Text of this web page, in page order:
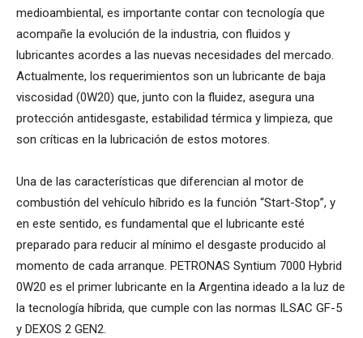
medioambiental, es importante contar con tecnología que
acompañe la evolución de la industria, con fluidos y
lubricantes acordes a las nuevas necesidades del mercado.
Actualmente, los requerimientos son un lubricante de baja
viscosidad (0W20) que, junto con la fluidez, asegura una
protección antidesgaste, estabilidad térmica y limpieza, que
son críticas en la lubricación de estos motores.
Una de las características que diferencian al motor de
combustión del vehículo híbrido es la función “Start-Stop”, y
en este sentido, es fundamental que el lubricante esté
preparado para reducir al mínimo el desgaste producido al
momento de cada arranque. PETRONAS Syntium 7000 Hybrid
0W20 es el primer lubricante en la Argentina ideado a la luz de
la tecnología híbrida, que cumple con las normas ILSAC GF-5
y DEXOS 2 GEN2.